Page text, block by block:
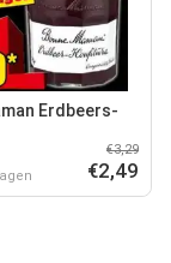
Erdbeers-
€3,29
€2,49